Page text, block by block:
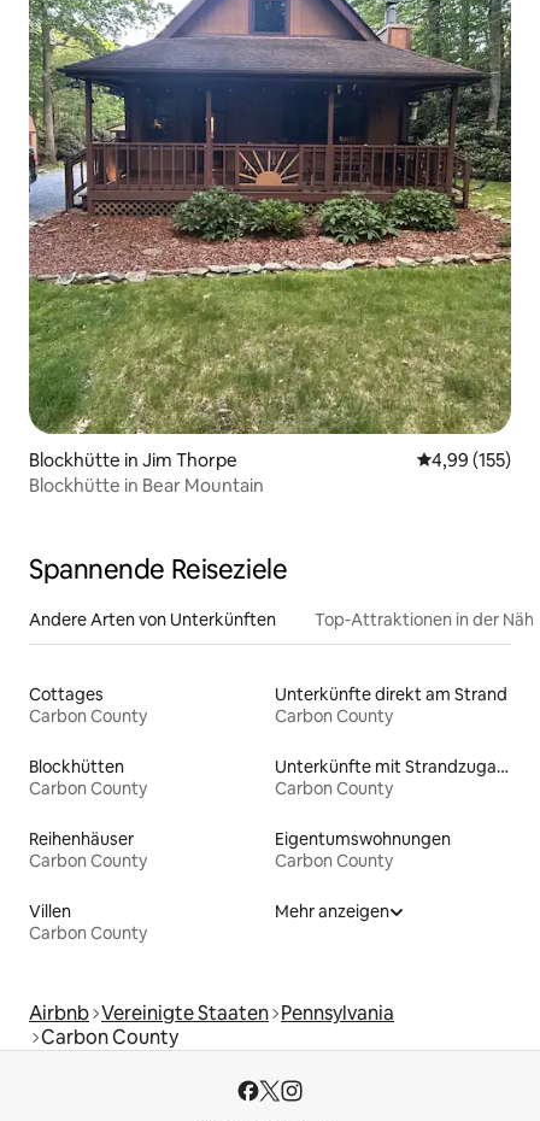
Blockhütte in Jim Thorpe
4,99 (155)
Blockhütte in Bear Mountain
Spannende Reiseziele
Andere Arten von Unterkünften Top-Attraktionen in der
Cottages
Carbon County
Unterkünfte direkt am Strand
Carbon County
Blockhütten
Carbon County
Unterkünfte mit Strandzugang
Carbon County
Reihenhäuser
Carbon County
Eigentumswohnungen
Carbon County
Villen
Carbon County
Mehr anzeigen
Airbnb Vereinigte Staaten Pennsylvania
Carbon County